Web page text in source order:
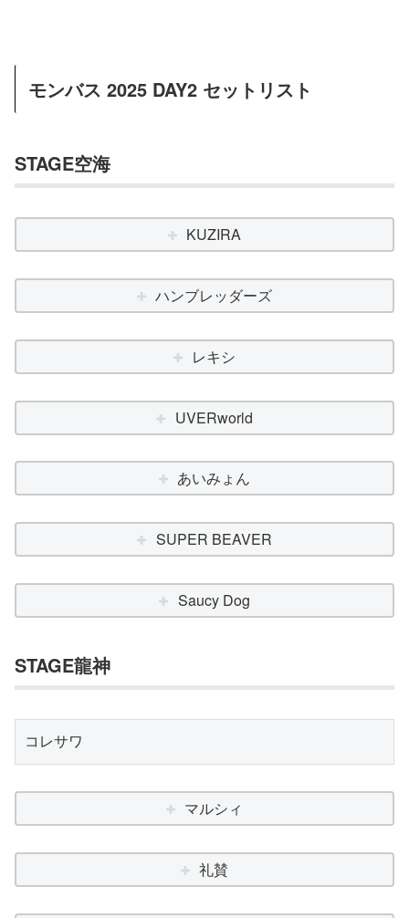
モンバス 2025 DAY2 セットリスト
STAGE空海
KUZIRA
ハンブレッダーズ
レキシ
UVERworld
あいみょん
SUPER BEAVER
Saucy Dog
STAGE龍神
コレサワ
マルシィ
礼賛